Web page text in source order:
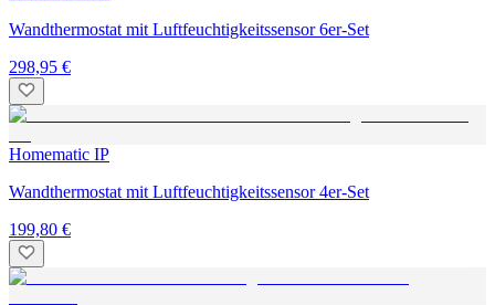
Wandthermostat mit Luftfeuchtigkeitssensor 6er-Set
298,95 €
Homematic IP
Wandthermostat mit Luftfeuchtigkeitssensor 4er-Set
199,80 €